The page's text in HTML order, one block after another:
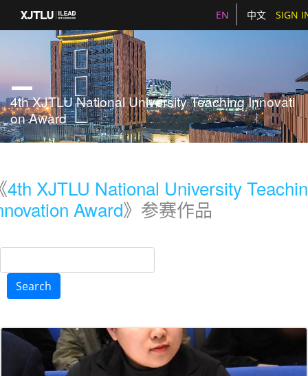
EN 中文 SIGN
4th XJTLU National University Teaching Innovati
on Award
4th XJTLU National University
Award》参赛作品
Search